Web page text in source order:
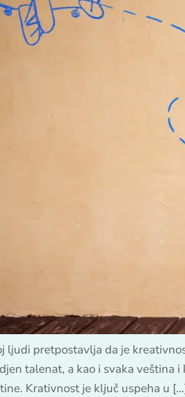
ljudi pretpostavlja da je
talenat, a kao i svaka veština
Krativnost je ključ uspeha u